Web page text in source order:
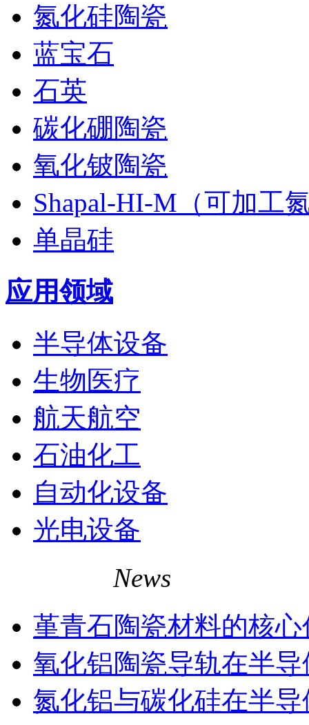
氮化硅陶瓷
蓝宝石
石英
碳化硼陶瓷
氧化铍陶瓷
Shapal-HI-M（可加工
单晶硅
应用领域
半导体设备
生物医疗
航天航空
石油化工
自动化设备
光电设备
News
堇青石陶瓷材料的核心
氧化铝陶瓷导轨在半
氮化铝与碳化硅在半